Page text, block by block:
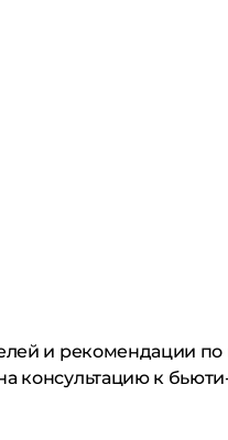
и рекомендации
консультацию к